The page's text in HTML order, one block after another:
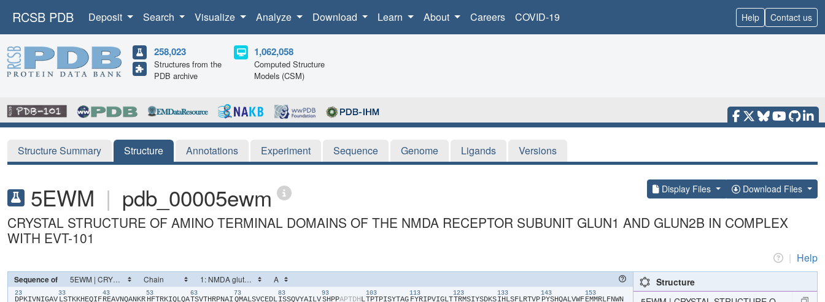
RCSB PDB Deposit Search Visualize Analyze Download Learn About Careers COVID-19 Help Contact us
258,023
Structures from the
PDB archive
1,062,058
Computed Structure
Models (CSM)
Structure Summary Structure Annotations Experiment Sequence Genome Ligands Versions
5EWM | pdb_00005ewm Display Files Download Files
CRYSTAL STRUCTURE OF AMINO TERMINAL DOMAINS OF THE NMDA RECEPTOR SUBUNIT GLUN1 AND GLUN2B IN COMPLEX
WITH EVT-101
| Help
Sequence of
23
​D​​P​​K​​I​​V​​N​​I​​G​​A​​V​
33
​L​​S​​T​​K​​K​​H​​E​​Q​​I​​F​
43
​R​​E​​A​​V​​N​​Q​​A​​N​​K​​R​
53
​H​​F​​T​​R​​K​​I​​Q​​L​​Q​​A​
63
​T​​S​​V​​T​​H​​R​​P​​N​​A​​I​
73
​Q​​M​​A​​L​​S​​V​​C​​E​​D​​L​
83
​I​​S​​S​​Q​​V​​Y​​A​​I​​L​​V​
93
​S​​H​​P​​P​​A​​P​​T​​D​​H​​L​
103
​T​​P​​T​​P​​I​​S​​Y​​T​​A​​G​
113
​F​​Y​​R​​I​​P​​V​​I​​G​​L​​T​
123
​T​​R​​M​​S​​I​​Y​​S​​D​​K​​S​
133
​I​​H​​L​​S​​F​​L​​R​​T​​V​​P​
143
​P​​Y​​S​​H​​Q​​A​​L​​V​​W​​F​
153
​E​​M​​M​​R​​L​​F​​N​​W​​N​
Structure